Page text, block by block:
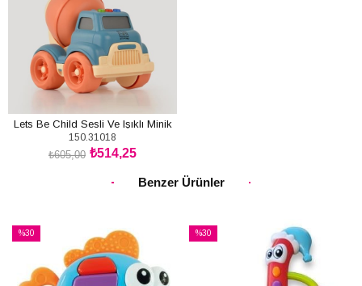
Lets Be Child Sesli Ve Işıklı Minik
Mikser
150.31018
₺514,25
₺605,00
Benzer Ürünler
%30
%30İndirim
%30